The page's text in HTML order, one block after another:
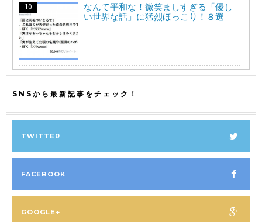
なんて平和な！微笑ましすぎる「優し
い世界な話」に猛烈ほっこり！８選
SNSから最新記事をチェック！
TWITTER
FACEBOOK
GOOGLE+